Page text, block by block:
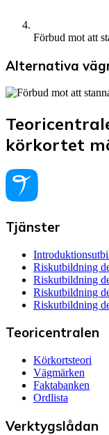
Förbud mot att
Alternativa
körkortet
Tjänster
Riskutbildning
Riskutbildning
Riskutbildning
Riskutbildning
Teoricentralen
Körkortsteori
Vägmärken
Faktabanken
Ordlista
Verktygslådan